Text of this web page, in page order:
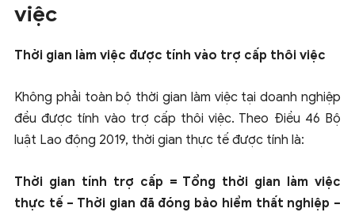
việc
Thời gian làm việc được tính vào trợ cấp thôi việc
Không phải toàn bộ thời gian làm việc tại doanh nghiệp
đều được tính vào trợ cấp thôi việc. Theo Điều 46 Bộ
luật Lao động 2019, thời gian thực tế được tính là:
Thời gian tính trợ cấp = Tổng thời gian làm việc
thực tế − Thời gian đã đóng bảo hiểm thất nghiệp −